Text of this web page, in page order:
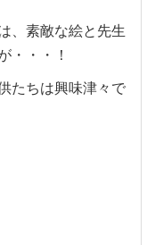
、素敵な絵と先生
・・・！
たちは興味津々で